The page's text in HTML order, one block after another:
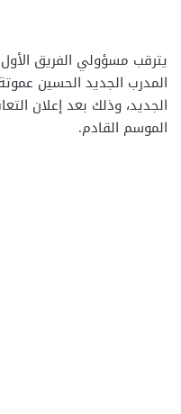
يترقب مسؤولي الفريق
المدرب الجديد الحسين
الجديد، وذلك بعد إعلان
الموسم القادم.